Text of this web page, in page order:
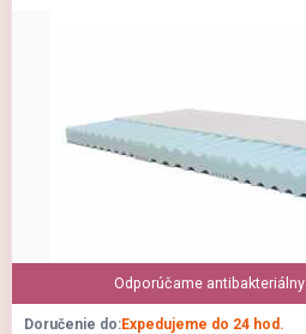
Odporúčame antibakteriálny
Doručenie do:Expedujeme do 24 hod.